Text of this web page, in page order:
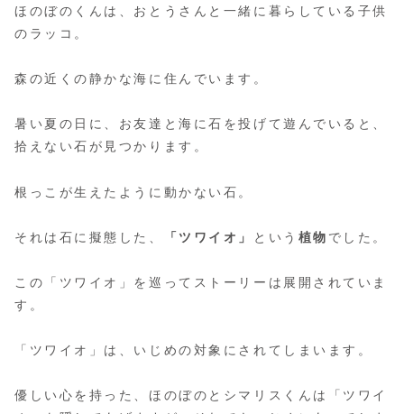
ほのぼのくんは、おとうさんと一緒に暮らしている子供
のラッコ。
森の近くの静かな海に住んでいます。
暑い夏の日に、お友達と海に石を投げて遊んでいると、
拾えない石が見つかります。
根っこが生えたように動かない石。
それは石に擬態した、 「ツワイオ」 という 植物 でした。
この「ツワイオ」を巡ってストーリーは展開されていま
す。
「ツワイオ」は、いじめの対象にされてしまいます。
優しい心を持った、ほのぼのとシマリスくんは「ツワイ